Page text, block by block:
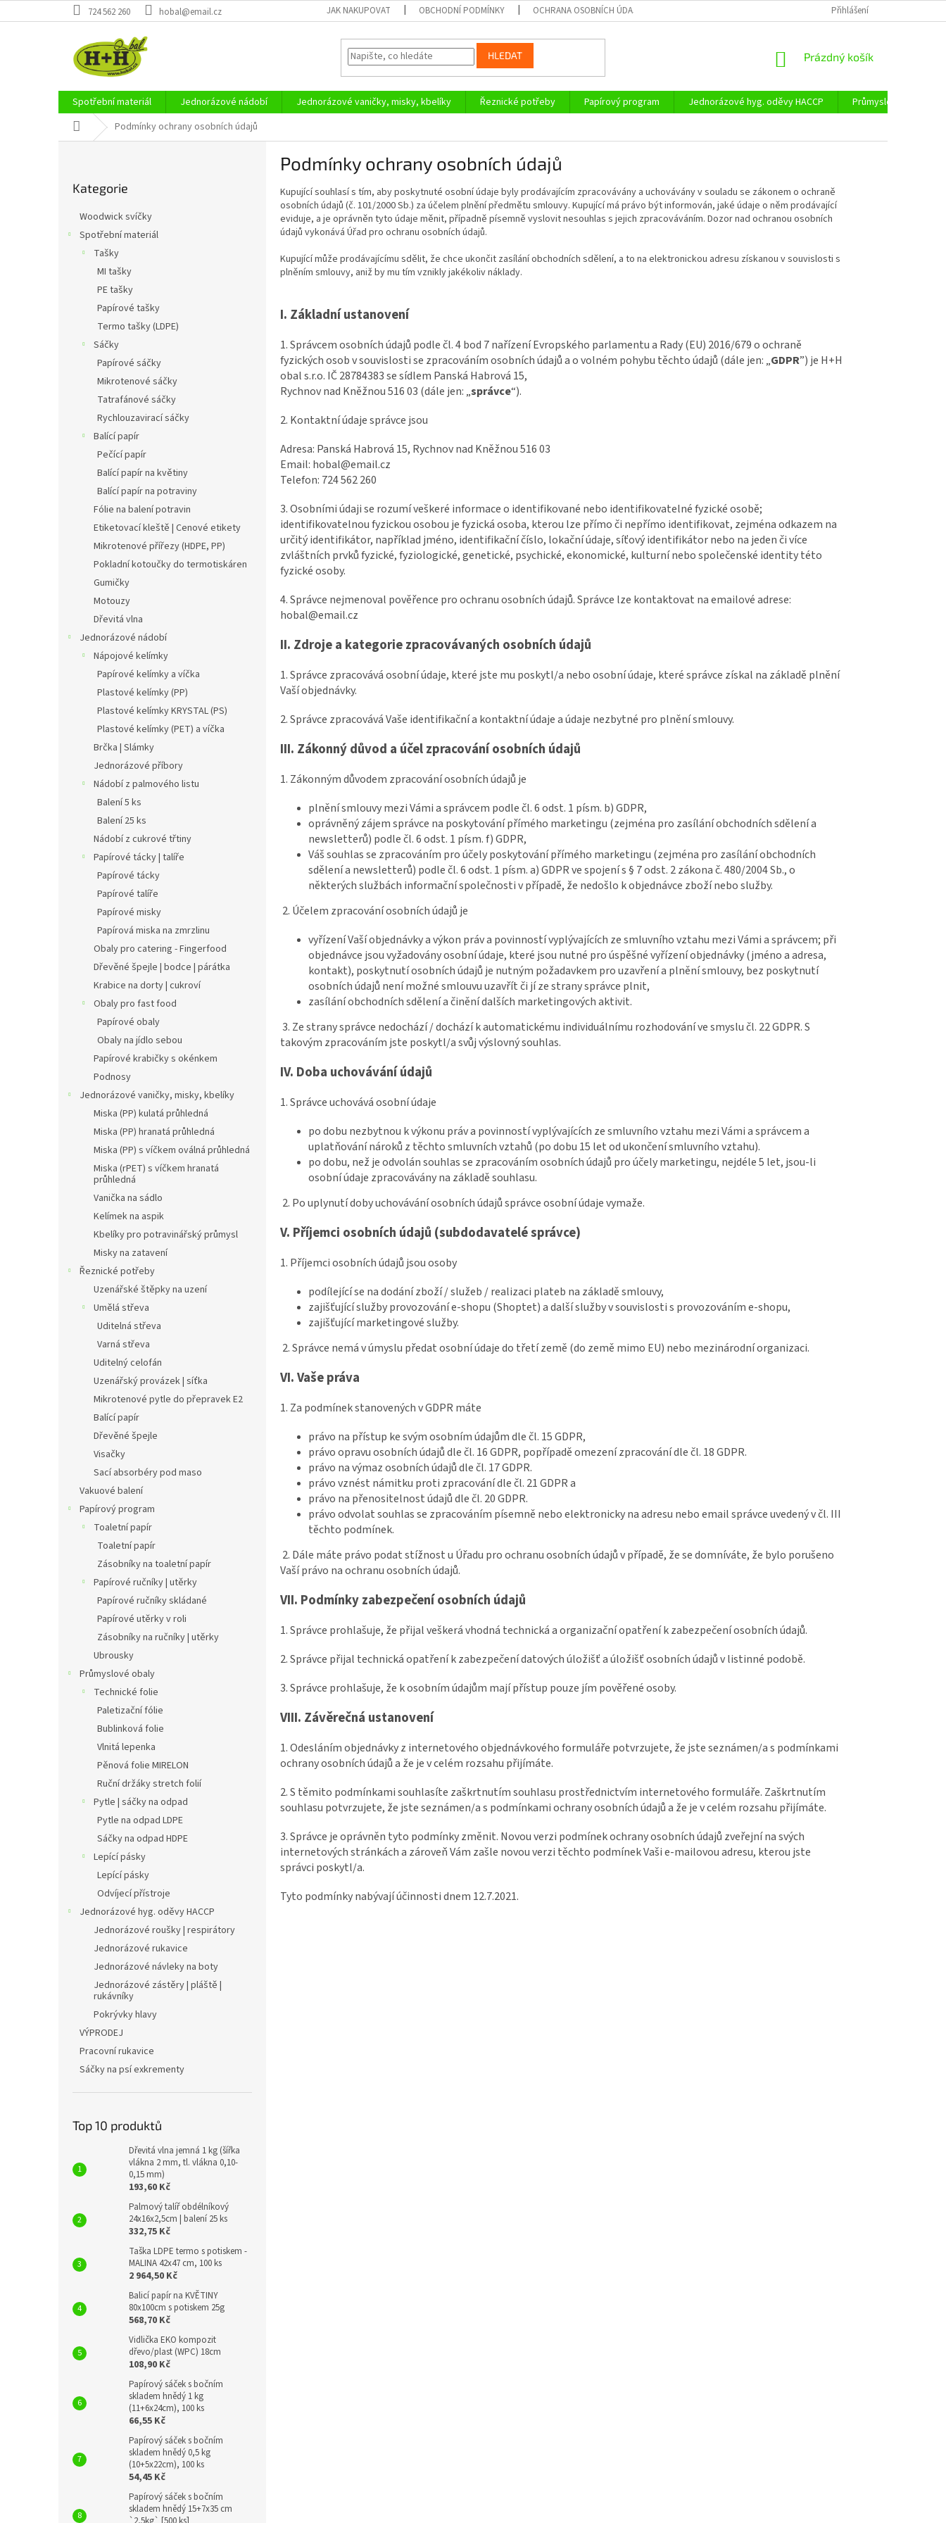
na
724 562 260 hobal@email.cz JAK NAKUPOVAT OBCHODNÍ PODMÍNKY OCHRANA OSOBNÍCH ÚDAJŮ Přihlášení
HLEDAT
NÁKUPNÍ
Prázdný košík
Spotřební materiál Jednorázové nádobí Jednorázové vaničky, misky, kbelíky Řeznické potřeby Papírový program Jednorázové hyg. oděvy HACCP
Průmyslové obaly
Domů Podmínky ochrany osobních údajů
kategorie
Kategorie
Woodwick svíčky
Spotřební materiál
Tašky
MI tašky
PE tašky
Papírové tašky
Termo tašky (LDPE)
Sáčky
Papírové sáčky
Mikrotenové sáčky
Tatrafánové sáčky
Rychlouzavirací sáčky
Balící papír
Pečící papír
Balící papír na květiny
Balící papír na potraviny
Fólie na balení potravin
Etiketovací kleště | Cenové etikety
Mikrotenové přířezy (HDPE, PP)
Pokladní kotoučky do termotiskáren
Gumičky
Motouzy
Dřevitá vlna
Jednorázové nádobí
Nápojové kelímky
Papírové kelímky a víčka
Plastové kelímky (PP)
Plastové kelímky KRYSTAL (PS)
Plastové kelímky (PET) a víčka
Brčka | Slámky
Jednorázové příbory
Nádobí z palmového listu
Balení 5 ks
Balení 25 ks
Nádobí z cukrové třtiny
Papírové tácky | talíře
Papírové tácky
Papírové talíře
Papírové misky
Papírová miska na zmrzlinu
Obaly pro catering - Fingerfood
Dřevěné špejle | bodce | párátka
Krabice na dorty | cukroví
Obaly pro fast food
Papírové obaly
Obaly na jídlo sebou
Papírové krabičky s okénkem
Podnosy
Jednorázové vaničky, misky, kbelíky
Miska (PP) kulatá průhledná
Miska (PP) hranatá průhledná
Miska (PP) s víčkem oválná průhledná
Miska (rPET) s víčkem hranatá
průhledná
Vanička na sádlo
Kelímek na aspik
Kbelíky pro potravinářský průmysl
Misky na zatavení
Řeznické potřeby
Uzenářské štěpky na uzení
Umělá střeva
Uditelná střeva
Varná střeva
Uditelný celofán
Uzenářský provázek | síťka
Mikrotenové pytle do přepravek E2
Balící papír
Dřevěné špejle
Visačky
Sací absorbéry pod maso
Vakuové balení
Papírový program
Toaletní papír
Toaletní papír
Zásobníky na toaletní papír
Papírové ručníky | utěrky
Papírové ručníky skládané
Papírové utěrky v roli
Zásobníky na ručníky | utěrky
Ubrousky
Průmyslové obaly
Technické folie
Paletizační fólie
Bublinková folie
Vlnitá lepenka
Pěnová folie MIRELON
Ruční držáky stretch folií
Pytle | sáčky na odpad
Pytle na odpad LDPE
Sáčky na odpad HDPE
Lepící pásky
Lepící pásky
Odvíjecí přístroje
Jednorázové hyg. oděvy HACCP
Jednorázové roušky | respirátory
Jednorázové rukavice
Jednorázové návleky na boty
Jednorázové zástěry | pláště |
rukávníky
Pokrývky hlavy
VÝPRODEJ
Pracovní rukavice
Sáčky na psí exkrementy
Top 10 produktů
Dřevitá vlna jemná 1 kg (šířka
vlákna 2 mm, tl. vlákna 0,10-
0,15 mm)
193,60 Kč
Palmový talíř obdélníkový
24x16x2,5cm | balení 25 ks
332,75 Kč
Taška LDPE termo s potiskem -
MALINA 42x47 cm, 100 ks
2 964,50 Kč
Balicí papír na KVĚTINY
80x100cm s potiskem 25g
568,70 Kč
Vidlička EKO kompozit
dřevo/plast (WPC) 18cm
108,90 Kč
Papírový sáček s bočním
skladem hnědý 1 kg
(11+6x24cm), 100 ks
66,55 Kč
Papírový sáček s bočním
skladem hnědý 0,5 kg
(10+5x22cm), 100 ks
54,45 Kč
Papírový sáček s bočním
skladem hnědý 15+7x35 cm
Podmínky ochrany osobních údajů
Kupující souhlasí s tím, aby poskytnuté osobní údaje byly prodávajícím zpracovávány a uchovávány v souladu se zákonem o ochraně
osobních údajů (č. 101/2000 Sb.) za účelem plnění předmětu smlouvy. Kupující má právo být informován, jaké údaje o něm prodávající
eviduje, a je oprávněn tyto údaje měnit, případně písemně vyslovit nesouhlas s jejich zpracováváním. Dozor nad ochranou osobních
údajů vykonává Úřad pro ochranu osobních údajů.
Kupující může prodávajícímu sdělit, že chce ukončit zasílání obchodních sdělení, a to na elektronickou adresu získanou v souvislosti s
plněním smlouvy, aniž by mu tím vznikly jakékoliv náklady.
I. Základní ustanovení
1. Správcem osobních údajů podle čl. 4 bod 7 nařízení Evropského parlamentu a Rady (EU) 2016/679 o ochraně
fyzických osob v souvislosti se zpracováním osobních údajů a o volném pohybu těchto údajů (dále jen: „GDPR”) je H+H
obal s.r.o. IČ28784383se sídlem Panská Habrová 15,
Rychnov nad Kněžnou 516 03 (dále jen: „správce“).
2. Kontaktní údaje správce jsou
Adresa: Panská Habrová 15, Rychnov nad Kněžnou 516 03
Email: hobal@email.cz
Telefon: 724 562 260
3. Osobními údaji se rozumí veškeré informace o identifikované nebo identifikovatelné fyzické osobě;
identifikovatelnou fyzickou osobou je fyzická osoba, kterou lze přímo či nepřímo identifikovat, zejména odkazem na
určitý identifikátor, například jméno, identifikační číslo, lokační údaje, síťový identifikátor nebo na jeden či více
zvláštních prvků fyzické, fyziologické, genetické, psychické, ekonomické, kulturní nebo společenské identity této
fyzické osoby.
4. Správce nejmenoval pověřence pro ochranu osobních údajů. Správce lze kontaktovat na emailové adrese:
hobal@email.cz
II. Zdroje a kategorie zpracovávaných osobních údajů
1. Správce zpracovává osobní údaje, které jste mu poskytl/a nebo osobní údaje, které správce získal na základě plnění
Vaší objednávky.
2. Správce zpracovává Vaše identifikační a kontaktní údaje a údaje nezbytné pro plnění smlouvy.
III. Zákonný důvod a účel zpracování osobních údajů
1. Zákonným důvodem zpracování osobních údajů je
plnění smlouvy mezi Vámi a správcem podle čl. 6 odst. 1 písm. b) GDPR,
oprávněný zájem správce na poskytování přímého marketingu (zejména pro zasílání obchodních sdělení a
newsletterů) podle čl. 6 odst. 1 písm. f) GDPR,
Váš souhlas se zpracováním pro účely poskytování přímého marketingu (zejména pro zasílání obchodních
sdělení a newsletterů) podle čl. 6 odst. 1 písm. a) GDPR ve spojení s § 7 odst. 2 zákona č. 480/2004 Sb., o
některých službách informační společnosti v případě, že nedošlo k objednávce zboží nebo služby.
2. Účelem zpracování osobních údajů je
vyřízení Vaší objednávky a výkon práv a povinností vyplývajících ze smluvního vztahu mezi Vámi a správcem; při
objednávce jsou vyžadovány osobní údaje, které jsou nutné pro úspěšné vyřízení objednávky (jméno a adresa,
kontakt), poskytnutí osobních údajů je nutným požadavkem pro uzavření a plnění smlouvy, bez poskytnutí
osobních údajů není možné smlouvu uzavřít či jí ze strany správce plnit,
zasílání obchodních sdělení a činění dalších marketingových aktivit.
3. Ze strany správce nedochází / dochází k automatickému individuálnímu rozhodování ve smyslu čl. 22 GDPR. S
takovým zpracováním jste poskytl/a svůj výslovný souhlas.
IV. Doba uchovávání údajů
1. Správce uchovává osobní údaje
po dobu nezbytnou k výkonu práv a povinností vyplývajících ze smluvního vztahu mezi Vámi a správcem a
uplatňování nároků z těchto smluvních vztahů (po dobu 15 let od ukončení smluvního vztahu).
po dobu, než je odvolán souhlas se zpracováním osobních údajů pro účely marketingu, nejdéle 5 let, jsou-li
osobní údaje zpracovávány na základě souhlasu.
2. Po uplynutí doby uchovávání osobních údajů správce osobní údaje vymaže.
V. Příjemci osobních údajů (subdodavatelé správce)
1. Příjemci osobních údajů jsou osoby
podílející se na dodání zboží / služeb / realizaci plateb na základě smlouvy,
zajišťující služby provozování e-shopu (Shoptet) a další služby v souvislosti s provozováním e-shopu,
zajišťující marketingové služby.
2. Správce nemá v úmyslu předat osobní údaje do třetí země (do země mimo EU) nebo mezinárodní organizaci.
VI.Vaše práva
1. Za podmínek stanovených v GDPR máte
právo na přístup ke svým osobním údajům dle čl. 15 GDPR,
právo opravu osobních údajů dle čl. 16 GDPR, popřípadě omezení zpracování dle čl. 18 GDPR.
právo na výmaz osobních údajů dle čl. 17 GDPR.
právo vznést námitku proti zpracování dle čl. 21 GDPR a
právo na přenositelnost údajů dle čl. 20 GDPR.
právo odvolat souhlas se zpracováním písemně nebo elektronicky na adresu nebo email správce uvedený v čl. III
těchto podmínek.
2. Dále máte právo podat stížnost u Úřadu pro ochranu osobních údajů v případě, že se domníváte, že bylo porušeno
Vaší právo na ochranu osobních údajů.
VII. Podmínky zabezpečení osobních údajů
1. Správce prohlašuje, že přijal veškerá vhodná technická a organizační opatření k zabezpečení osobních údajů.
2. Správce přijal technická opatření k zabezpečení datových úložišť a úložišť osobních údajů v listinné podobě.
3. Správce prohlašuje, že k osobním údajům mají přístup pouze jím pověřené osoby.
VIII. Závěrečná ustanovení
1. Odesláním objednávky z internetového objednávkového formuláře potvrzujete, že jste seznámen/a s podmínkami
ochrany osobních údajů a že je v celém rozsahu přijímáte.
2. S těmito podmínkami souhlasíte zaškrtnutím souhlasu prostřednictvím internetového formuláře. Zaškrtnutím
souhlasu potvrzujete, že jste seznámen/a s podmínkami ochrany osobních údajů a že je v celém rozsahu přijímáte.
3. Správce je oprávněn tyto podmínky změnit. Novou verzi podmínek ochrany osobních údajů zveřejní na svých
internetových stránkách a zároveň Vám zašle novou verzi těchto podmínek Vaši e-mailovou adresu, kterou jste
správci poskytl/a.
Tyto podmínky nabývají účinnosti dnem 12.7.2021.